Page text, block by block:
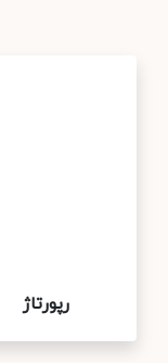
رپورتاژ